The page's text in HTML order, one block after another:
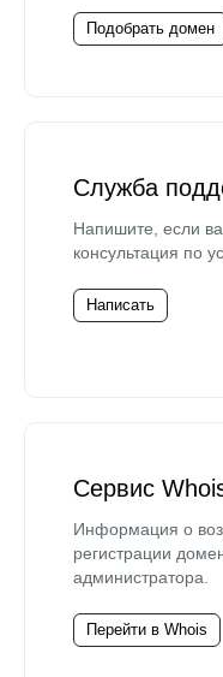
Подобрать домен
Служба
Напишите, если
консультация по
Написать
Сервис
Информация о
регистрации
администратора.
Перейти в Whois